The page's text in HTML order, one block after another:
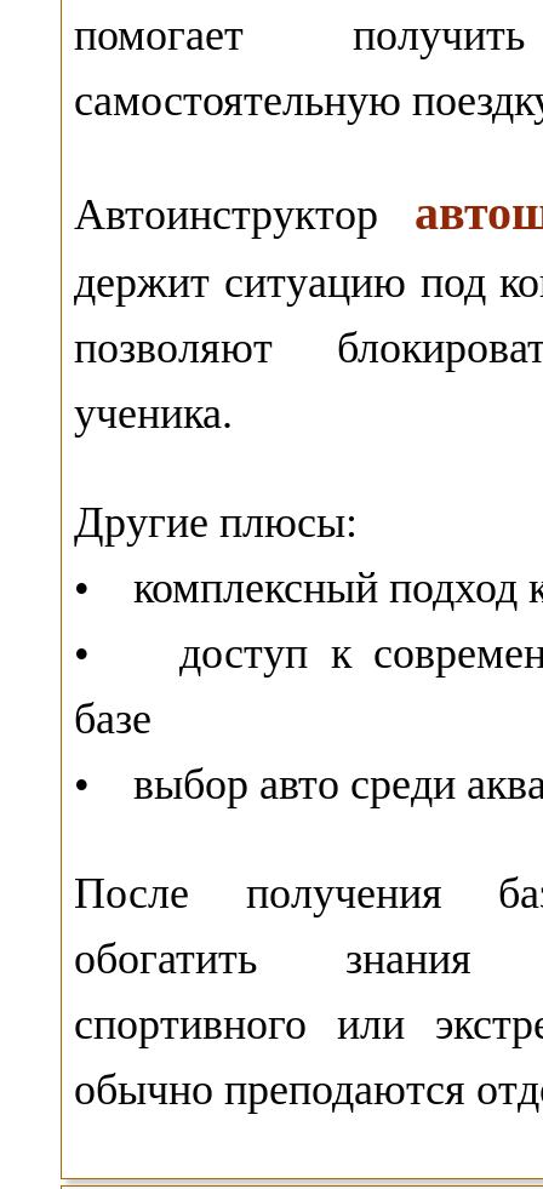
помогает
самостоятельную
Автоинструктор
держит ситуацию под
позволяют
ученика.
Другие плюсы:
• комплексный подход
• доступ к
базе
• выбор авто среди
После получения
обогатить знания
спортивного или
обычно преподаются